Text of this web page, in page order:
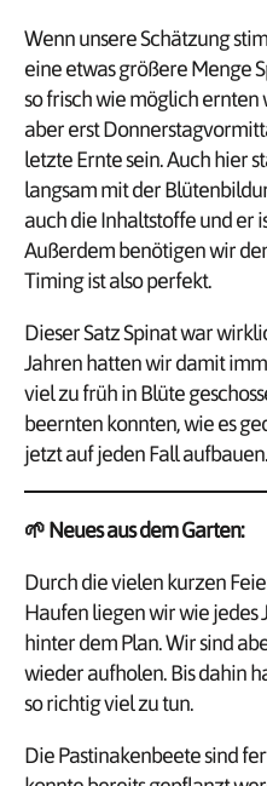
Wenn unsere Schätzung
eine etwas größere Menge
so frisch wie möglich ernten
aber erst
letzte Ernte sein. Auch hier
langsam mit der
auch die Inhaltstoffe und er
Außerdem benötigen wir
Timing ist also perfekt.
Dieser Satz Spinat war
Jahren hatten wir damit
viel zu früh in Blüte
beernten konnten, wie es
jetzt auf jeden Fall aufbauen.
🌱Neues aus dem Garten:
Durch die vielen kurzen
Haufen liegen wir wie jedes
hinter dem Plan. Wir sind
wieder aufholen. Bis dahin
so richtig viel zu tun.
Die Pastinakenbeete sind